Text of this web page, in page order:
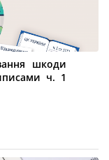
шкоди
ч. 1